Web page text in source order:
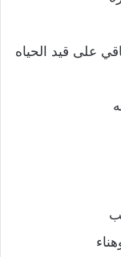
على قيد الحياه